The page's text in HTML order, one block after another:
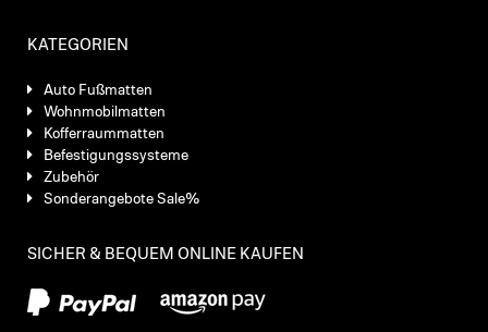
KATEGORIEN
Auto Fußmatten
Wohnmobilmatten
Kofferraummatten
Befestigungssysteme
Zubehör
Sonderangebote Sale%
SICHER & BEQUEM ONLINE KAUFEN